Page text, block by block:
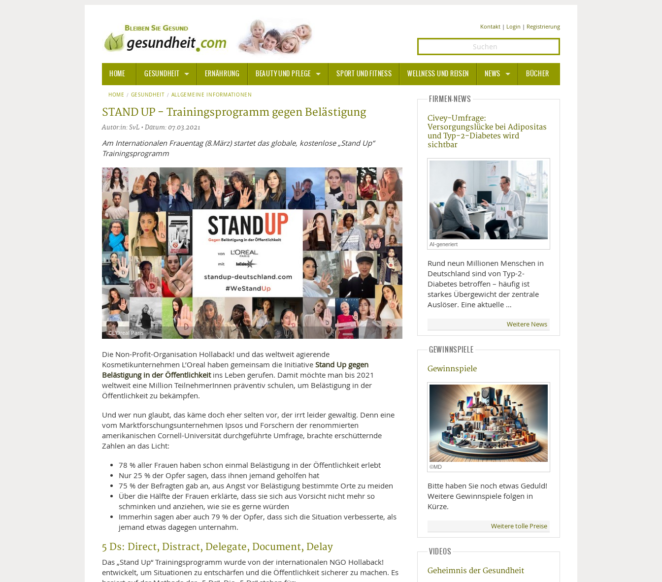
Kontakt| Login | Registrierung
HOME GESUNDHEIT
ALLGEMEINE INFORMATIONEN
ALTERNATIVE HEILWEISENAROMA THERAPIE
BACHBLÜTEN
EDELSTEINE - HEILSTEINE
HOMÖOPATHIE
KALIFORNISCHE BLÜTEN
NATURHEILKUNDE
ALTERNATIVE MEDIZIN
ARZNEI- UND HEILMITTEL
GIFTSTOFFE
KRANKHEITEN VON A-ZANGST
MEDIZINISCHE FACHBEGRIFFE
MUND UND ZÄHNE
PRÄVENTION UND ALTER
SYMPTOME UND DIAGNOSE
VITAMINE UND MINERALSTOFFE
WISSENSCHAFT UND FORSCHUNG
ERNÄHRUNG BEAUTY UND PFLEGE SPORT UND FITNESS WELLNESS UND REISEN NEWS
MEDIZIN UND PHARMA
BEAUTY UND PFLEGE
SPORT UND FITNESS
WELLNESS UND REISEN
LIFESTYLE
BÜCHER
HOME GESUNDHEIT ALLGEMEINE INFORMATIONEN
STAND UP - Trainingsprogramm gegen Belästigung
Autor:in: SvL • Datum: 07.03.2021
Am Internationalen Frauentag (8.März) startet das globale, kostenlose „Stand Up“
Trainingsprogramm
©L'Oreal Paris
Die Non-Profit-Organisation Hollaback! und das weltweit agierende
Kosmetikunternehmen L’Oreal haben gemeinsam die Initiative Stand Up gegen
Belästigung in der Öffentlichkeitins Leben gerufen. Damit möchte man bis 2021
weltweit eine Million TeilnehmerInnen präventiv schulen, um Belästigung in der
Öffentlichkeit zu bekämpfen.
Und wer nun glaubt, das käme doch eher selten vor, der irrt leider gewaltig. Denn eine
vom Marktforschungsunternehmen Ipsos und Forschern der renommierten
amerikanischen Cornell-Universität durchgeführte Umfrage, brachte erschütternde
Zahlen an das Licht:
78 % aller Frauen haben schon einmal Belästigung in der Öffentlichkeit erlebt
Nur 25 % der Opfer sagen, dass ihnen jemand geholfen hat
75 % der Befragten gab an, aus Angst vor Belästigung bestimmte Orte zu meiden
Über die Hälfte der Frauen erklärte, dass sie sich aus Vorsicht nicht mehr so
schminken und anziehen, wie sie es gerne würden
Immerhin sagen aber auch 79 % der Opfer, dass sich die Situation verbesserte, als
jemand etwas dagegen unternahm.
5 Ds: Direct, Distract, Delegate, Document, Delay
Das „Stand Up“ Trainingsprogramm wurde von der internationalen NGO Hollaback!
entwickelt, um Situationen zu entschärfen und die Öffentlichkeit sicherer zu machen. Es
FIRMEN-NEWS
Civey-Umfrage:
Versorgungslücke bei Adipositas
und Typ-2-Diabetes wird
sichtbar
AI-generiert
Rund neun Millionen Menschen in
Deutschland sind von Typ-2-
Diabetes betroffen – häufig ist
starkes Übergewicht der zentrale
Auslöser. Eine aktuelle …
Weitere News
GEWINNSPIELE
Gewinnspiele
©MD
Bitte haben Sie noch etwas Geduld!
Weitere Gewinnspiele folgen in
Kürze.
Weitere tolle Preise
VIDEOS
Geheimnis der Gesundheit